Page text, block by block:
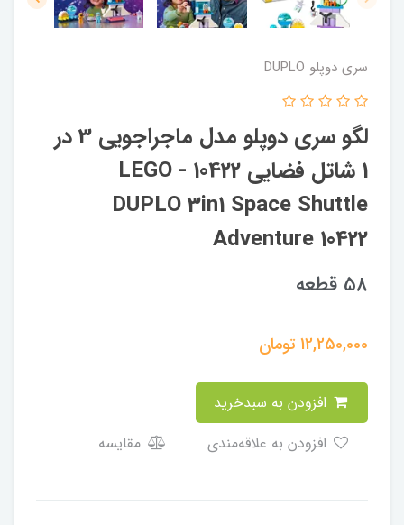
سری دوپلو DUPLO
لگو سری دوپلو مدل ماجراجویی 3 در
1 شاتل فضایی 10422 - LEGO
DUPLO 3in1 Space Shuttle
Adventure 10422
58 قطعه
12,250,000تومان
مقایسه